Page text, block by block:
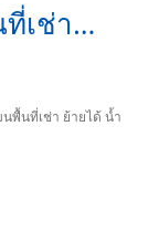
เช่า
นพื้นที่เช่า ย้ายได้ น้ำ